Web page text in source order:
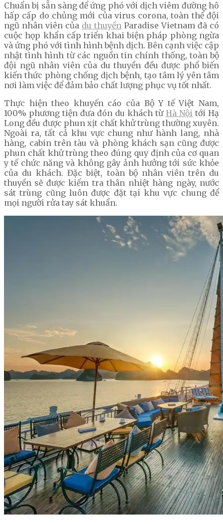
Chuẩn bị sẵn sàng để ứng phó với dịch viêm đường hô
hấp cấp do chủng mới của virus corona, toàn thể đội
ngũ nhân viên của du thuyền Paradise Vietnam đã có
cuộc họp khẩn cấp triển khai biện pháp phòng ngừa
và ứng phó với tình hình bệnh dịch. Bên cạnh việc cập
nhật tình hình từ các nguồn tin chính thống, toàn bộ
đội ngũ nhân viên của du thuyền đều được phổ biến
kiến thức phòng chống dịch bệnh, tạo tâm lý yên tâm
nơi làm việc để đảm bảo chất lượng phục vụ tốt nhất.
Thực hiện theo khuyến cáo của Bộ Y tế Việt Nam,
100% phương tiện đưa đón du khách từ Hà Nội tới Hạ
Long đều được phun xịt chất khử trùng thường xuyên.
Ngoài ra, tất cả khu vực chung như hành lang, nhà
hàng, cabin trên tàu và phòng khách sạn cũng được
phun chất khử trùng theo đúng quy định của cơ quan
y tế chức năng và không gây ảnh hưởng tới sức khỏe
của du khách. Đặc biệt, toàn bộ nhân viên trên du
thuyền sẽ được kiểm tra thân nhiệt hàng ngày, nước
sát trùng cũng luôn được đặt tại khu vực chung để
mọi người rửa tay sát khuẩn.